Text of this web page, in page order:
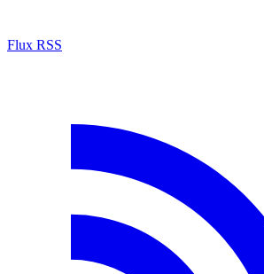
Flux RSS